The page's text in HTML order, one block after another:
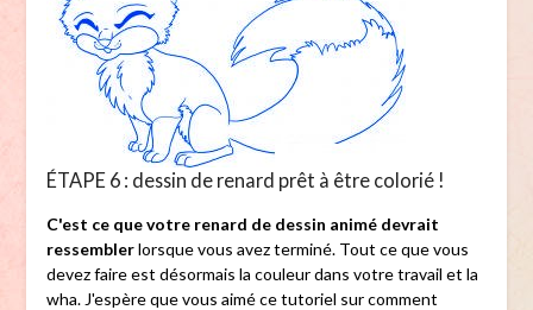
ÉTAPE 6 : dessin de renard prêt à être colorié !
C'est ce que votre renard de dessin animé devrait
ressemblerlorsque vous avez terminé. Tout ce que vous
devez faire est désormais la couleur dans votre travail et la
wha. J'espère que vous aimé ce tutoriel sur comment